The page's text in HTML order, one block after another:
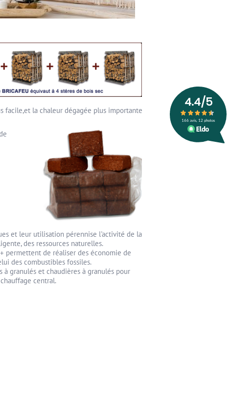
facile,et la chaleur dégagée plus importante
et leur utilisation pérennise l'activité de la
des ressources naturelles.
permettent de réaliser des économie de
des combustibles fossiles.
granulés et chaudières à granulés pour
central.